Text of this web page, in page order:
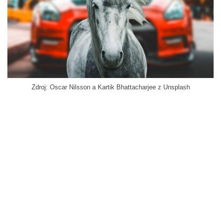
Zdroj: Oscar Nilsson a Kartik Bhattacharjee z Unsplash